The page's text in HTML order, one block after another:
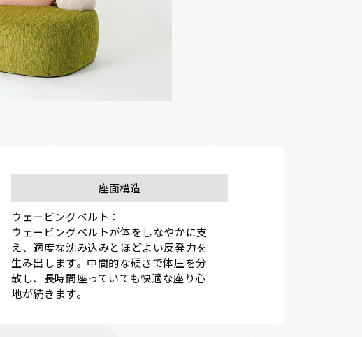
座面構造
ウェービングベルト：
ウェービングベルトが体をしなやかに支
え、適度な沈み込みとほどよい反発力を
生み出します。中間的な硬さで体圧を分
散し、長時間座っていても快適な座り心
地が続きます。